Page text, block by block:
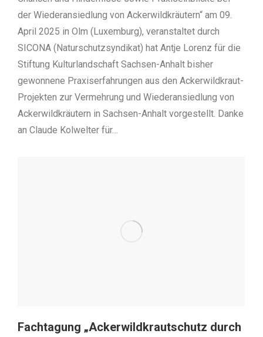
der Wiederansiedlung von Ackerwildkräutern“ am 09.
April 2025 in Olm (Luxemburg), veranstaltet durch
SICONA (Naturschutzsyndikat) hat Antje Lorenz für die
Stiftung Kulturlandschaft Sachsen-Anhalt bisher
gewonnene Praxiserfahrungen aus den Ackerwildkraut-
Projekten zur Vermehrung und Wiederansiedlung von
Ackerwildkräutern in Sachsen-Anhalt vorgestellt. Danke
an Claude Kolwelter für…
Fachtagung „Ackerwildkrautschutz durch